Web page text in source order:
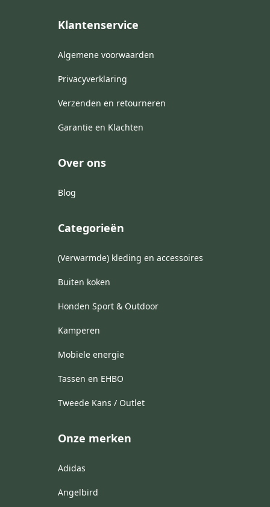
Klantenservice
Algemene voorwaarden
Privacyverklaring
Verzenden en retourneren
Garantie en Klachten
Over ons
Blog
Categorieën
(Verwarmde) kleding en accessoires
Buiten koken
Honden Sport & Outdoor
Kamperen
Mobiele energie
Tassen en EHBO
Tweede Kans / Outlet
Onze merken
Adidas
Angelbird